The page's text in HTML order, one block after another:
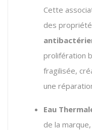
Cette
des
prolifération
fragilisée,
une
Eau
de la